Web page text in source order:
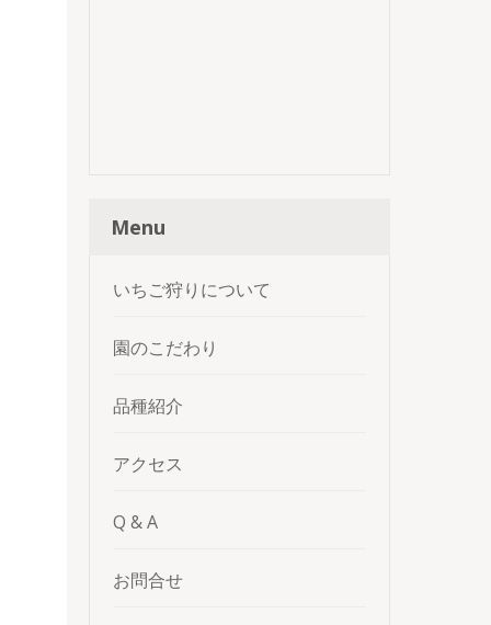
Menu
いちご狩りについて
園のこだわり
品種紹介
アクセス
Q & A
お問合せ